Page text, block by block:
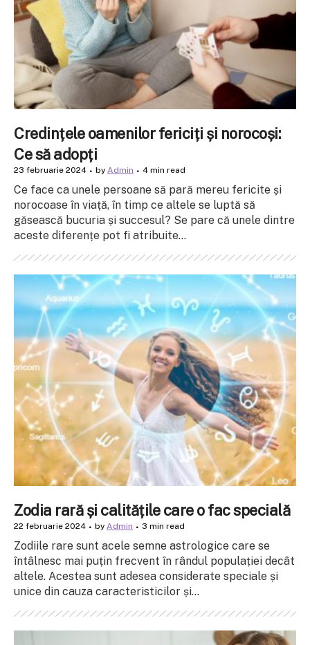
Credințele oamenilor fericiți și norocoși:
Ce să adopți
23 februarie 2024 by Admin 4 min read
Ce face ca unele persoane să pară mereu fericite și
norocoase în viață, în timp ce altele se luptă să
găsească bucuria și succesul? Se pare că unele dintre
aceste diferențe pot fi atribuite...
Zodia rară și calitățile care o fac specială
22 februarie 2024 by Admin 3 min read
Zodiile rare sunt acele semne astrologice care se
întâlnesc mai puțin frecvent în rândul populației decât
altele. Acestea sunt adesea considerate speciale și
unice din cauza caracteristicilor și...